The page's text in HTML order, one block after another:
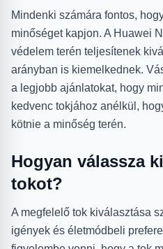
Mindenki számára fontos,
minőséget kapjon. A Huawei
védelem terén teljesítenek
arányban is kiemelkednek.
a legjobb ajánlatokat, hogy
kedvenc tokjához anélkül,
kötnie a minőség terén.
Hogyan válassza
tokot?
A megfelelő tok kiválasztása
igények és életmódbeli